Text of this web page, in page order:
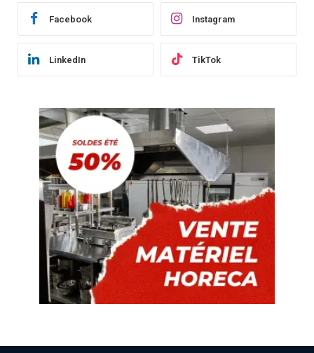
Facebook Instagram
LinkedIn TikTok